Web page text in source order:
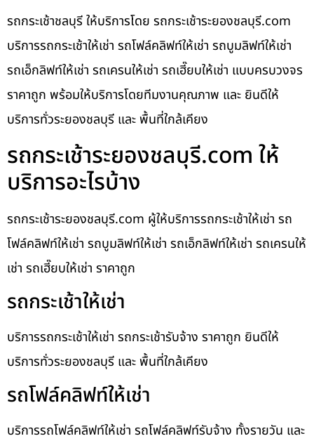
รถกระเช้าชลบุรี ให้บริการโดย รถกระเช้าระยองชลบุรี.com
บริการรถกระเช้าให้เช่า รถโฟล์คลิฟท์ให้เช่า รถบูมลิฟท์ให้เช่า
รถเอ็กลิฟท์ให้เช่า รถเครนให้เช่า รถเฮี๊ยบให้เช่า แบบครบวงจร
ราคาถูก พร้อมให้บริการโดยทีมงานคุณภาพ และ ยินดีให้
บริการทั่วระยองชลบุรี และ พื้นที่ใกล้เคียง
รถกระเช้าระยองชลบุรี.com ให้
บริการอะไรบ้าง
รถกระเช้าระยองชลบุรี.com ผู้ให้บริการรถกระเช้าให้เช่า รถ
โฟล์คลิฟท์ให้เช่า รถบูมลิฟท์ให้เช่า รถเอ็กลิฟท์ให้เช่า รถเครนให้
เช่า รถเฮี๊ยบให้เช่า ราคาถูก
รถกระเช้าให้เช่า
บริการรถกระเช้าให้เช่า รถกระเช้ารับจ้าง ราคาถูก ยินดีให้
บริการทั่วระยองชลบุรี และ พื้นที่ใกล้เคียง
รถโฟล์คลิฟท์ให้เช่า
บริการรถโฟล์คลิฟท์ให้เช่า รถโฟล์คลิฟท์รับจ้าง ทั้งรายวัน และ